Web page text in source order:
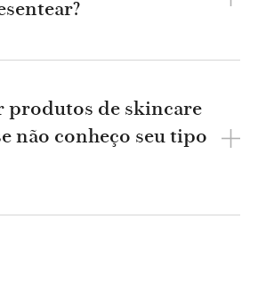
produtos de skincare
não conheço seu tipo